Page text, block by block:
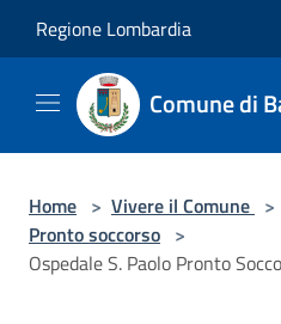
Regione Lombardia
Comune di
Home > Vivere il Comune >
Pronto soccorso >
Ospedale S. Paolo Pronto